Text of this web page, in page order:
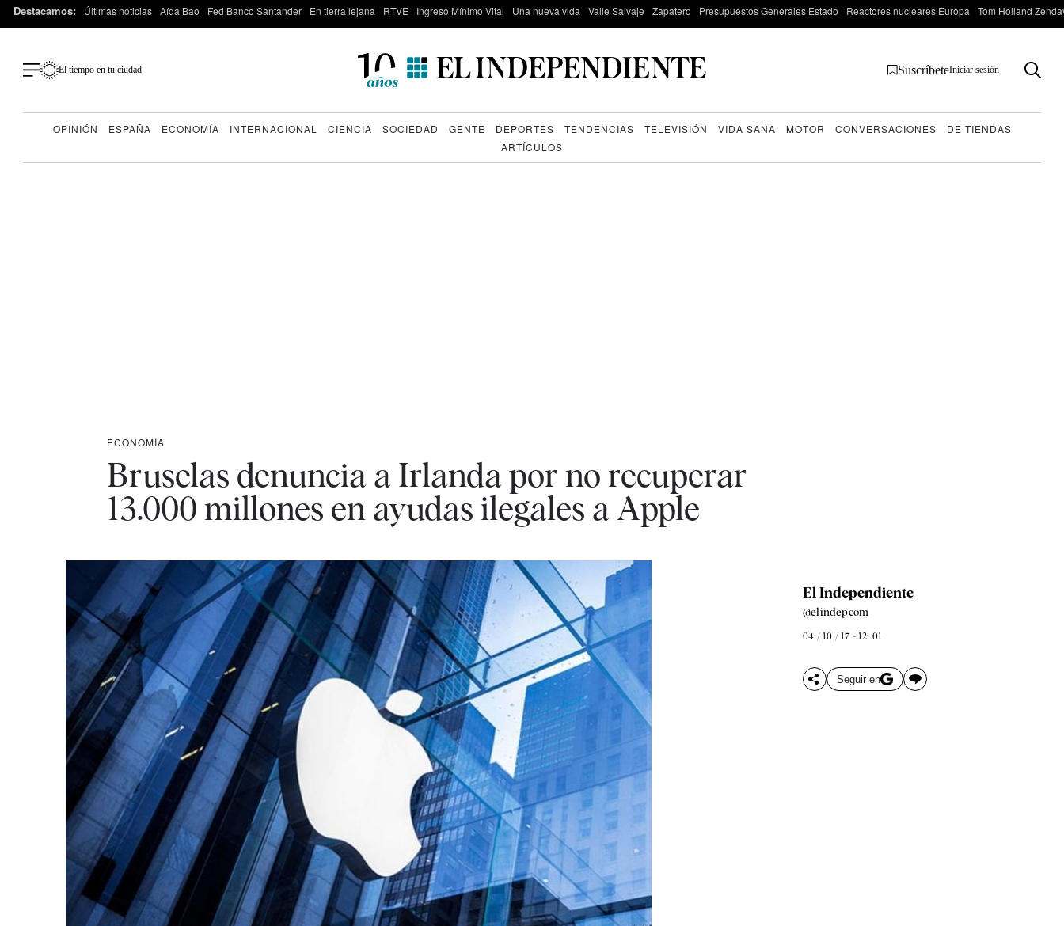
Destacamos: Últimas noticias Aída Bao Fed Banco Santander En tierra lejana RTVE Ingreso Mínimo Vital Una nueva vida Valle Salvaje Zapatero Presupuestos Generales Estado Reactores nucleares Europa Tom Holland
El tiempo en tu ciudad SuscríbeteIniciar sesión
OPINIÓN ESPAÑA ECONOMÍA INTERNACIONAL CIENCIA SOCIEDAD GENTE DEPORTES TENDENCIAS TELEVISIÓN VIDA SANA MOTOR CONVERSACIONES
DE TIENDAS
ARTÍCULOS
ECONOMÍA
Bruselas denuncia a Irlanda por no recuperar
13.000 millones en ayudas ilegales a Apple
El Independiente
@elindepcom
04 / 10 / 17 - 12: 01
Seguir en